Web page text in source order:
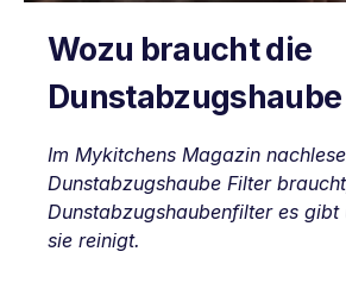
Wozu braucht die
Im Mykitchens Magazin
Dunstabzugshaube Filter
Dunstabzugshaubenfilter es gibt
sie reinigt.